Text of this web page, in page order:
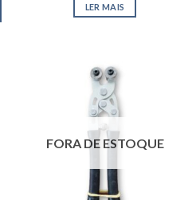
LER MAIS
FORA DE ESTOQUE